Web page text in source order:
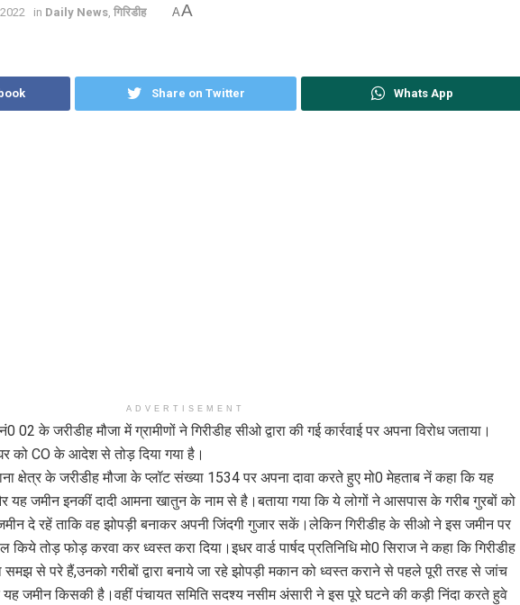
in Daily News, गिरिडीह AA
Share on Twitter Whats App
ADVERTISEMENT
02 के जरीडीह मौजा में ग्रामीणों ने गिरीडीह सीओ द्वारा की गई कार्रवाई पर अपना विरोध जताया।
को CO के आदेश से तोड़ दिया गया है।
क्षेत्र के जरीडीह मौजा के प्लॉट संख्या 1534 पर अपना दावा करते हुए मो0 मेहताब नें कहा कि यह
यह जमीन इनकीं दादी आमना खातुन के नाम से है।बताया गया कि ये लोगों ने आसपास के गरीब गुरबों को
दे रहें ताकि वह झोपड़ी बनाकर अपनी जिंदगी गुजार सकें।लेकिन गिरीडीह के सीओ ने इस जमीन पर
तोड़ फोड़ करवा कर ध्वस्त करा दिया।इधर वार्ड पार्षद प्रतिनिधि मो0 सिराज ने कहा कि गिरीडीह
से परे हैं,उनको गरीबों द्वारा बनाये जा रहे झोपड़ी मकान को ध्वस्त कराने से पहले पूरी तरह से जांच
जमीन किसकी है।वहीं पंचायत समिति सदश्य नसीम अंसारी ने इस पूरे घटने की कड़ी निंदा करते हुवे